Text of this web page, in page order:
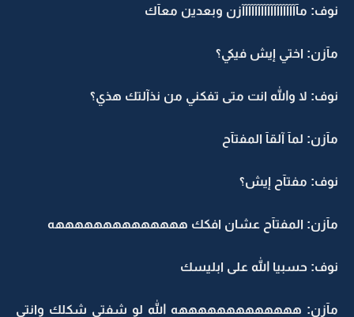
نوف: مآآآآآآآآآآآآآآآآآآزن وبعدين معآك
مآزن: اختي إيش فيكي؟
نوف: لا والله انت متى تفكني من نذآلتك هذي؟
مآزن: لمآ آلقآ المفتآح
نوف: مفتآح إيش؟
مآزن: المفتآح عشان افكك ههههههههههههههه
نوف: حسبيا الله على ابليسك
مآزن: هههههههههههههه الله لو شفتي شكلك وانتي